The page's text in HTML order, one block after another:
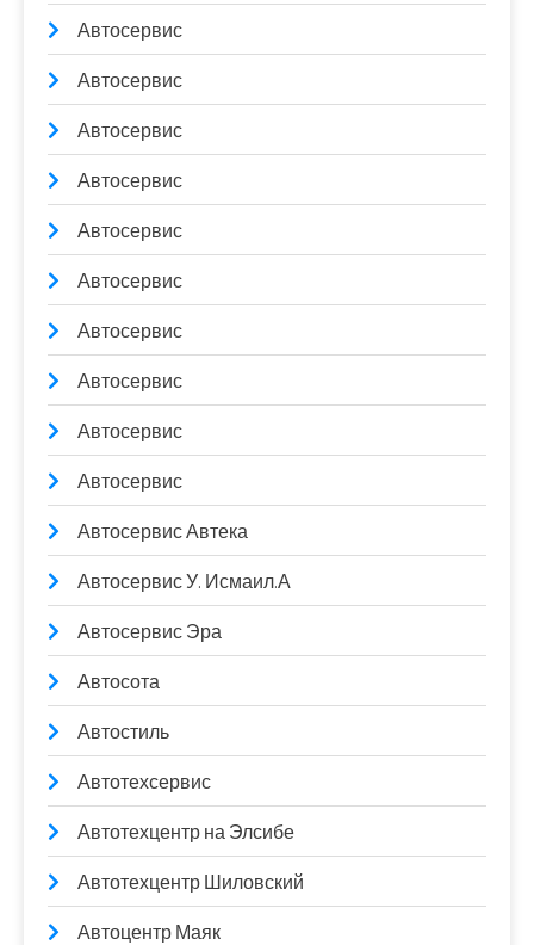
Автосервис
Автосервис
Автосервис
Автосервис
Автосервис
Автосервис
Автосервис
Автосервис
Автосервис
Автосервис
Автосервис Автека
Автосервис У. Исмаил.А
Автосервис Эра
Автосота
Автостиль
Автотехсервис
Автотехцентр на Элсибе
Автотехцентр Шиловский
Автоцентр Маяк